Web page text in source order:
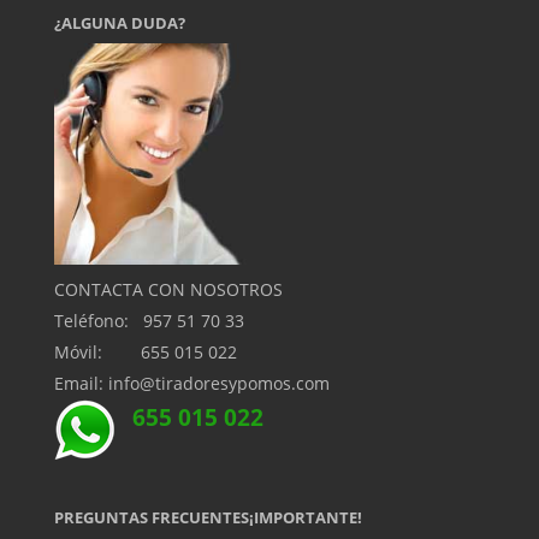
¿ALGUNA DUDA?
CONTACTA CON NOSOTROS
Teléfono: 957 51 70 33
Móvil: 655 015 022
Email: info@tiradoresypomos.com
655 015 022
PREGUNTAS FRECUENTES¡IMPORTANTE!